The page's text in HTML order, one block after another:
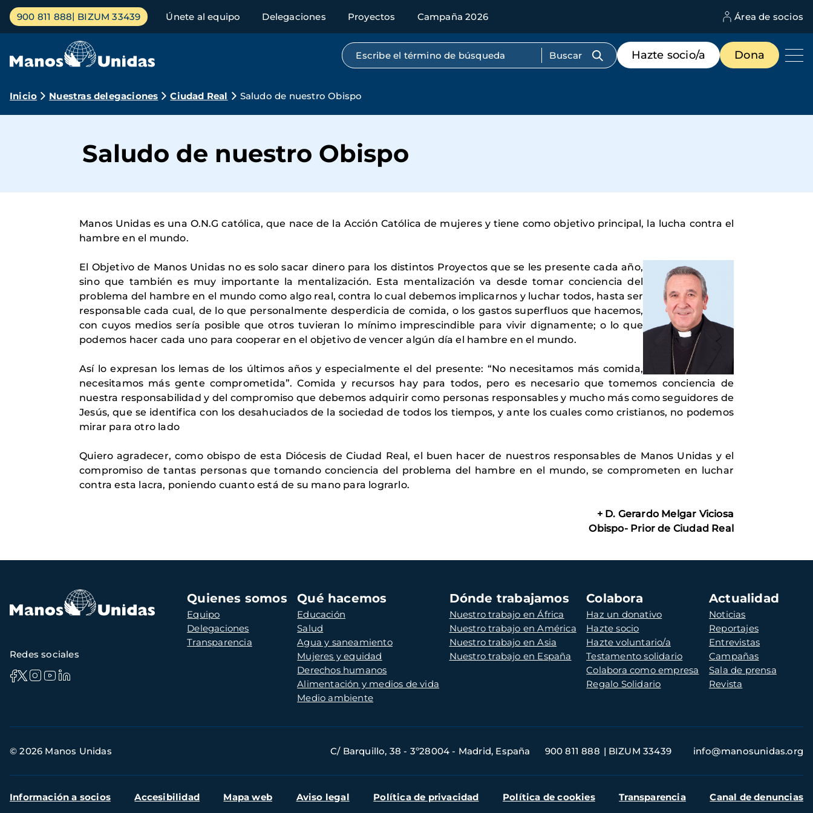
Pasar
contenido
Menú
principal
900 811 888 BIZUM 33439 Únete al equipo Delegaciones Proyectos Campaña 2026 Área de socios
Búsqueda por texto completo
Menú
de
destacados
Hazte socio/a Dona
Ruta
navegación
Inicio Nuestras delegaciones Ciudad Real Saludo de nuestro Obispo
Saludo de nuestro Obispo
Manos Unidas es una O.N.G católica, que nace de la Acción Católica de mujeres y tiene como objetivo principal, la lucha contra el
hambre en el mundo.
El Objetivo de Manos Unidas no es solo sacar dinero para los distintos Proyectos que se les presente cada año,
sino que también es muy importante la mentalización. Esta mentalización va desde tomar conciencia del
problema del hambre en el mundo como algo real, contra lo cual debemos implicarnos y luchar todos, hasta ser
responsable cada cual, de lo que personalmente desperdicia de comida, o los gastos superfluos que hacemos,
con cuyos medios sería posible que otros tuvieran lo mínimo imprescindible para vivir dignamente; o lo que
podemos hacer cada uno para cooperar en el objetivo de vencer algún día el hambre en el mundo.
Así lo expresan los lemas de los últimos años y especialmente el del presente: “No necesitamos más comida,
necesitamos más gente comprometida”. Comida y recursos hay para todos, pero es necesario que tomemos conciencia de
nuestra responsabilidad y del compromiso que debemos adquirir como personas responsables y mucho más como seguidores de
Jesús, que se identifica con los desahuciados de la sociedad de todos los tiempos, y ante los cuales como cristianos, no podemos
mirar para otro lado
Quiero agradecer, como obispo de esta Diócesis de Ciudad Real, el buen hacer de nuestros responsables de Manos Unidas y el
compromiso de tantas personas que tomando conciencia del problema del hambre en el mundo, se comprometen en luchar
contra esta lacra, poniendo cuanto está de su mano para lograrlo.
+ D. Gerardo Melgar Viciosa
Obispo- Prior de Ciudad Real
Navegación
principal
Quienes somos
Equipo
Delegaciones
Transparencia
Qué hacemos
Educación
Salud
Agua y saneamiento
Mujeres y equidad
Derechos humanos
Alimentación y medios de vida
Medio ambiente
Dónde trabajamos
Nuestro trabajo en África
Nuestro trabajo en América
Nuestro trabajo en Asia
Nuestro trabajo en España
Colabora
Haz un donativo
Hazte socio
Hazte voluntario/a
Testamento solidario
Colabora como empresa
Regalo Solidario
Actualidad
Noticias
Reportajes
Entrevistas
Campañas
Sala de prensa
Revista
Redes sociales
de
© 2026 Manos Unidas C/ Barquillo, 38 - 3º28004 - Madrid, España 900 811 888 BIZUM 33439 info@manosunidas.org
Menú
Información a socios Accesibilidad Mapa web Aviso legal Política de privacidad Política de cookies Transparencia Canal de denuncias